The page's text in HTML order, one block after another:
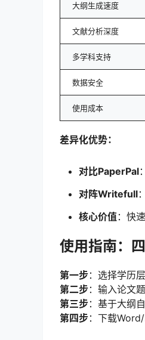
大纲生成速度
文献分析深度
多学科支持
数据安全
使用成本
差异化优势：
对比PaperPal
对阵Writefull
核心价值：快
使用指南：
第一步：选择学历
第二步：输入论文
第三步：基于大纲
第四步：下载